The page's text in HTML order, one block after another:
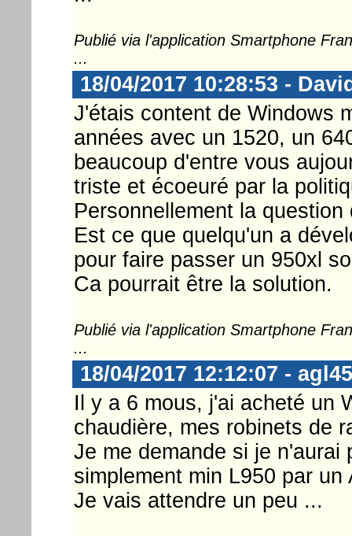
Publié via l'application Smartphone
...
18/04/2017 10:28:53 -
J'étais content de Windows
années avec un 1520, un
beaucoup d'entre vous
triste et écoeuré par la
Personnellement la
Est ce que quelqu'un a
pour faire passer un 950xl
Ca pourrait être la solution.
Publié via l'application Smartphone
...
18/04/2017 12:12:07 - agl45
Il y a 6 mous, j'ai acheté un
chaudière, mes robinets de
Je me demande si je n'aurai
simplement min L950 par
Je vais attendre un peu ...